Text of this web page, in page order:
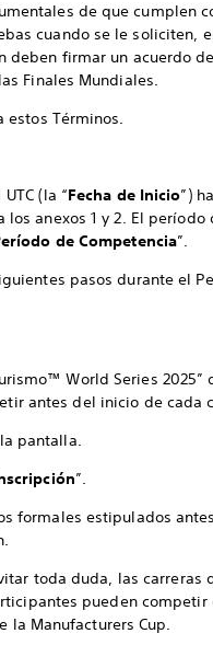
de que cumplen
cuando se le soliciten,
deben firmar un acuerdo
Finales Mundiales.
estos Términos.
(la “Fecha de Inicio”)
anexos 1 y 2. El
de Competencia”.
pasos durante el
World Series 2025”
antes del inicio de cada
pantalla.
”.
formales estipulados
toda duda, las carreras
pueden competir
la Manufacturers Cup.